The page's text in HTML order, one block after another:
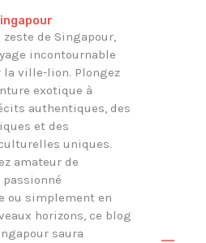
zeste de Singapour,
incontournable
la ville-lion. Plongez
exotique à
authentiques, des
et des
uniques.
amateur de
ou simplement en
horizons, ce blog
saura